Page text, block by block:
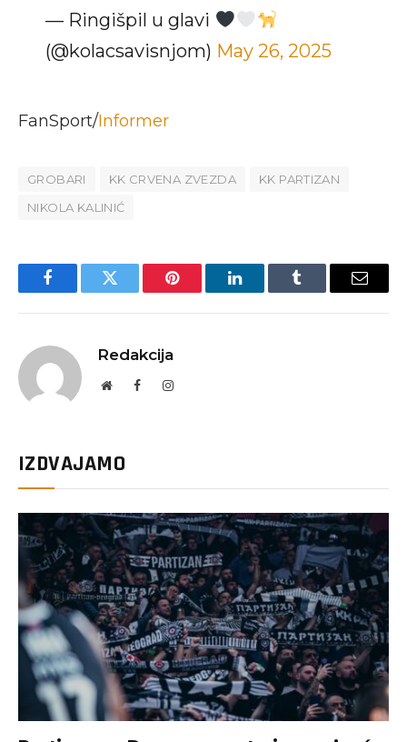
— Ringišpil u glavi
(@kolacsavisnjom) May 26, 2025
FanSport/Informer
GROBARI KK CRVENA ZVEZDA
KK PARTIZAN
NIKOLA KALINIĆ
FacebookTwitter Pinterest LinkedInTumblr Email
Redakcija
WebsiteFacebookInstagram
IZDVAJAMO